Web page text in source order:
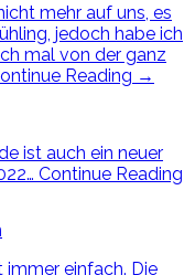
mehr auf uns, es
jedoch habe ich
mal von der ganz
Reading →
ist auch ein neuer
Continue Reading
immer einfach. Die